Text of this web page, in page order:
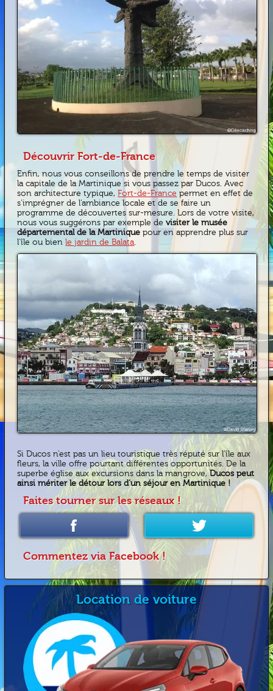
Découvrir Fort-de-France
Enfin, nous vous conseillons de prendre le temps de visiter
la capitale de la Martinique si vous passez par Ducos. Avec
son architecture typique,Fort-de-France permet en effet de
s’imprégner de l’ambiance locale et de se faire un
programme de découvertes sur-mesure. Lors de votre visite,
nous vous suggérons par exemple devisiter le musée
départemental de la Martiniquepour en apprendre plus sur
l’île ou bienle jardin de Balata.
Si Ducos n’est pas un lieu touristique très réputé sur l’île aux
fleurs, la ville offre pourtant différentes opportunités. De la
superbe église aux excursions dans la mangrove,Ducos peut
ainsi mériter le détour lors d’un séjour en Martinique !
Faites tourner sur les réseaux !
Commentez via Facebook !
Location de voiture